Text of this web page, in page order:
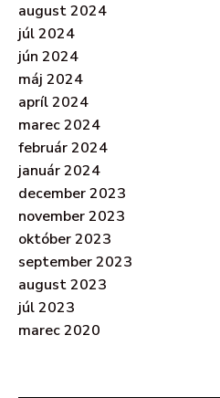
august 2024
júl 2024
jún 2024
máj 2024
apríl 2024
marec 2024
február 2024
január 2024
december 2023
november 2023
október 2023
september 2023
august 2023
júl 2023
marec 2020